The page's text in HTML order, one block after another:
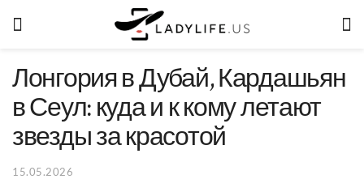
Лонгория в Дубай, Кардашьян
в Сеул: куда и к кому летают
звезды за красотой
15.05.2026